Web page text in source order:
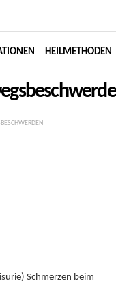
HEILMETHODEN
Schmerzen beim